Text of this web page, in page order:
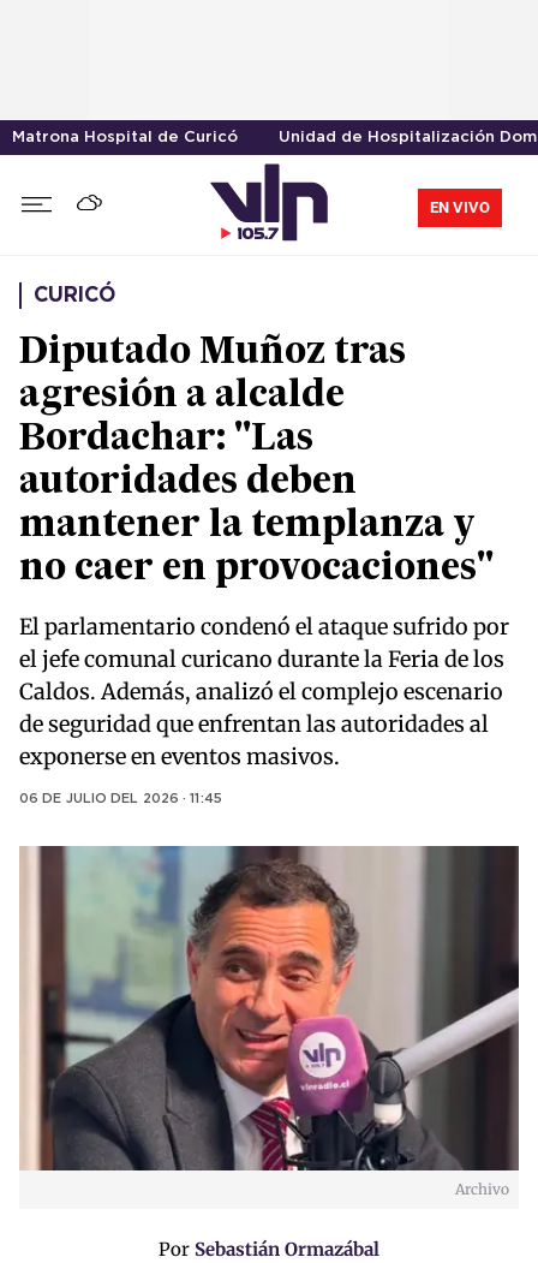
Matrona Hospital de Curicó Unidad de Hospitalización
EN VIVO
CURICÓ
Diputado Muñoz tras
agresión a alcalde
Bordachar: "Las
autoridades deben
mantener la templanza y
no caer en provocaciones"
El parlamentario condenó el ataque sufrido por
el jefe comunal curicano durante la Feria de los
Caldos. Además, analizó el complejo escenario
de seguridad que enfrentan las autoridades al
exponerse en eventos masivos.
06 DE JULIO DEL 2026 · 11:45
Archivo
Por Sebastián Ormazábal